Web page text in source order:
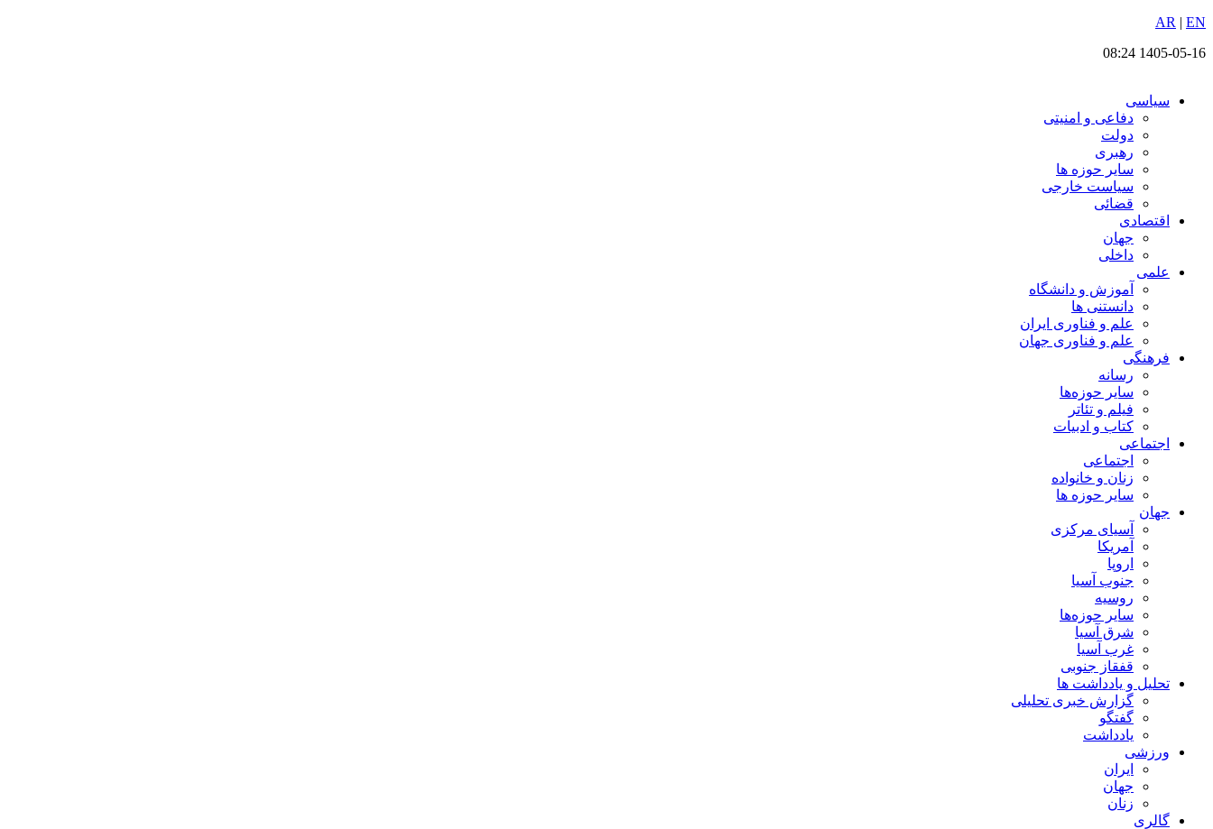
پرش
محتوا
AR | EN
1405-05-16 08:24
سیاسی
دفاعی و امنیتی
دولت
رهبری
سایر حوزه ها
سیاست خارجی
قضائی
اقتصادی
جهان
داخلی
علمی
آموزش و دانشگاه
دانستنی ها
علم و فناوری ایران
علم و فناوری جهان
فرهنگی
رسانه
سایر حوزه‌ها
فیلم و تئاتر
کتاب و ادبیات
اجتماعی
اجتماعی
زنان و خانواده
سایر حوزه ها
جهان
آسیای مرکزی
آمریکا
اروپا
جنوب آسیا
روسیه
سایر حوزه‌ها
شرق آسیا
غرب آسیا
قفقاز جنوبی
تحلیل و یادداشت ها
گزارش خبری تحلیلی
گفتگو
یادداشت
ورزشی
ایران
جهان
زنان
گالری